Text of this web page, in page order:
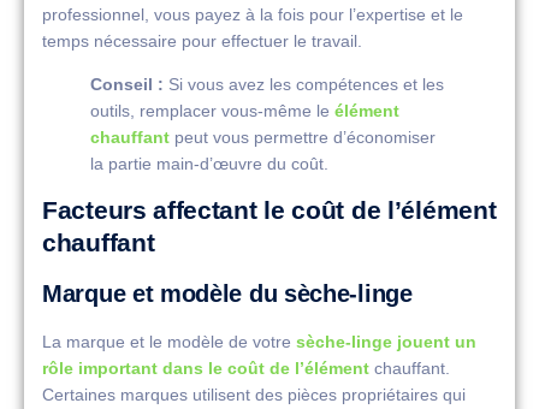
professionnel, vous payez à la fois pour l’expertise et le
temps nécessaire pour effectuer le travail.
Conseil : Si vous avez les compétences et les
outils, remplacer vous-même le élément
chauffant peut vous permettre d’économiser
la partie main-d’œuvre du coût.
Facteurs affectant le coût de l’élément
chauffant
Marque et modèle du sèche-linge
La marque et le modèle de votre sèche-linge jouent un
rôle important dans le coût de l’élément chauffant.
Certaines marques utilisent des pièces propriétaires qui